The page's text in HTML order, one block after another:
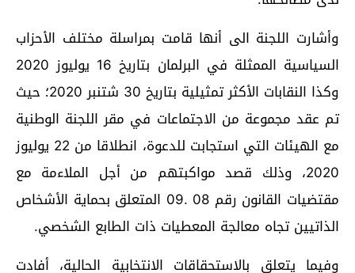
وأشارت اللجنة الى أنها قامت بمراسلة مختلف الأحزاب
السیاسیة الممثلة في البرلمان بتاریخ 16 یولیوز 2020
وكذا النقابات الأكثر تمثیلیة بتاریخ 30 شتنبر 2020؛ حیث
تم عقد مجموعة من الاجتماعات في مقر اللجنة الوطنیة
مع الھیئات التي استجابت للدعوة، انطلاقا من 22 یولیوز
2020، وذلك قصد مواكبتھم من أجل الملاءمة مع
مقتضیات القانون رقم 08 .09 المتعلق بحمایة الأشخاص
الذاتیین تجاه معالجة المعطیات ذات الطابع الشخصي.
وفیما یتعلق بالاستحقاقات الانتخابیة الحالیة، أفادت